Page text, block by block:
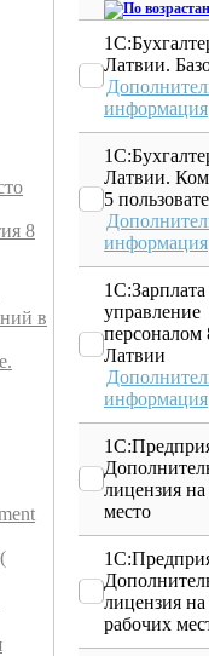
8
в
Латвии.
информация
Латвии.
5
информация
управление
персоналом
Латвии
информация
лицензия на
место
лицензия на
рабочих